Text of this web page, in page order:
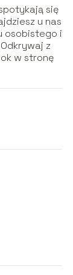
się
u nas
osobistego i
z
w stronę